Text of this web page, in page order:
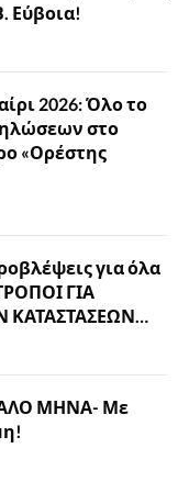
Εύβοια!
2026: Όλο το
στο
«Ορέστης
για όλα
ΓΙΑ
ΚΑΤΑΣΤΑΣΕΩΝ…
ΜΗΝΑ- Με